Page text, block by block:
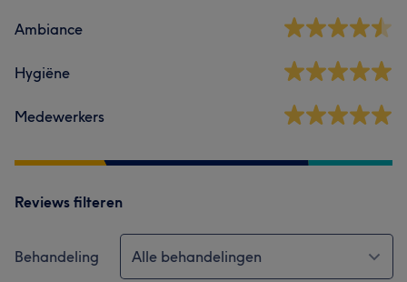
Ambiance
Hygiëne
Medewerkers
Reviews filteren
Behandeling Alle behandelingen